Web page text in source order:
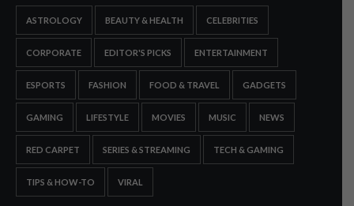
ASTROLOGY BEAUTY & HEALTH CELEBRITIES
CORPORATE EDITOR'S PICKS ENTERTAINMENT
ESPORTS FASHION FOOD & TRAVEL GADGETS
GAMING LIFESTYLE MOVIES MUSIC NEWS
RED CARPET SERIES & STREAMING TECH & GAMING
TIPS & HOW-TO VIRAL